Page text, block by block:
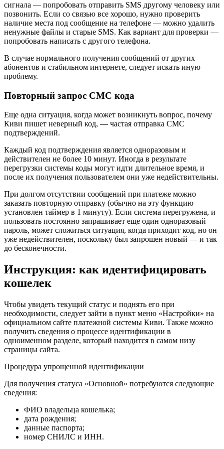
сигнала — попробовать отправить SMS другому человеку или
позвонить. Если со связью все хорошо, нужно проверить
наличие места под сообщение на телефоне — можно удалить
ненужные файлы и старые SMS. Как вариант для проверки —
попробовать написать с другого телефона.
В случае нормального получения сообщений от других
абонентов и стабильном интернете, следует искать иную
проблему.
Повторный запрос СМС кода
Еще одна ситуация, когда может возникнуть вопрос, почему
Киви пишет неверный код, — частая отправка СМС
подтверждений.
Каждый код подтверждения является одноразовым и
действителен не более 10 минут. Иногда в результате
перегрузки системы коды могут идти длительное время, и
после их получения пользователем они уже недействительны.
При долгом отсутствии сообщений при платеже можно
заказать повторную отправку (обычно на эту функцию
установлен таймер в 1 минуту). Если система перегружена, и
пользовать постоянно запрашивает еще один одноразовый
пароль, может сложиться ситуация, когда приходит код, но он
уже недействителен, поскольку был запрошен новый — и так
до бесконечности.
Инструкция: как идентифицировать
кошелек
Чтобы увидеть текущий статус и поднять его при
необходимости, следует зайти в пункт меню «Настройки» на
официальном сайте платежной системы Киви. Также можно
получить сведения о процессе идентификации в
одноименном разделе, который находится в самом низу
страницы сайта.
Процедура упрощенной идентификации
Для получения статуса «Основной» потребуются следующие
сведения:
ФИО владельца кошелька;
дата рождения;
данные паспорта;
номер СНИЛС и ИНН.